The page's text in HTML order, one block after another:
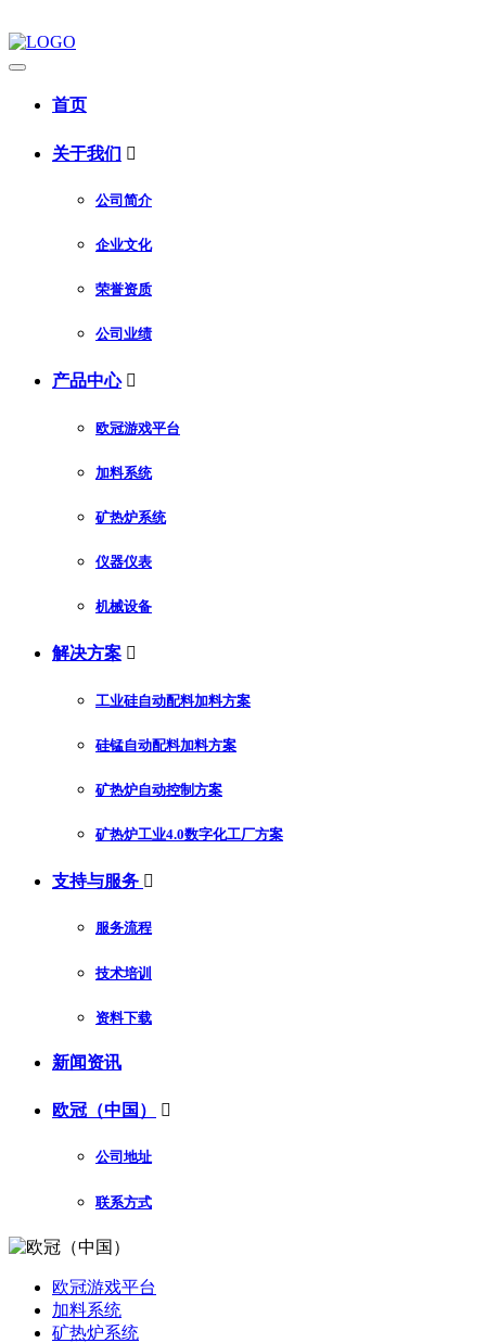
首页
关于我们 
公司简介
企业文化
荣誉资质
公司业绩
产品中心 
欧冠游戏平台
加料系统
矿热炉系统
仪器仪表
机械设备
解决方案 
工业硅自动配料加料方案
硅锰自动配料加料方案
矿热炉自动控制方案
矿热炉工业4.0数字化工厂方案
支持与服务 
服务流程
技术培训
资料下载
新闻资讯
欧冠（中国） 
公司地址
联系方式
欧冠游戏平台
加料系统
矿热炉系统